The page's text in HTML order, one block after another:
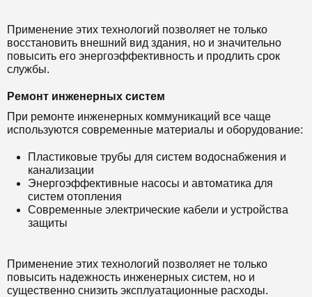
Применение этих технологий позволяет не только
восстановить внешний вид здания, но и значительно
повысить его энергоэффективность и продлить срок
службы.
Ремонт инженерных систем
При ремонте инженерных коммуникаций все чаще
используются современные материалы и оборудование:
Пластиковые трубы для систем водоснабжения и
канализации
Энергоэффективные насосы и автоматика для
систем отопления
Современные электрические кабели и устройства
защиты
Применение этих технологий позволяет не только
повысить надежность инженерных систем, но и
существенно снизить эксплуатационные расходы.